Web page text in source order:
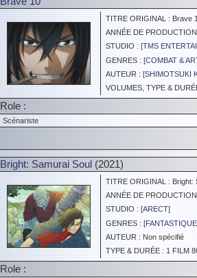
TITRE ORIGINAL : Brave
ANNÉE DE
STUDIO : [TMS
GENRES : [COMBAT &
AUTEUR : [SHIMOTSUKI
VOLUMES, TYPE &
Role :
Scénariste
Bright: Samurai Soul (2021)
TITRE ORIGINAL : Bright:
ANNÉE DE
STUDIO : [ARECT]
GENRES : [
AUTEUR : Non spécifié
TYPE & DURÉE : 1 FILM
Role :